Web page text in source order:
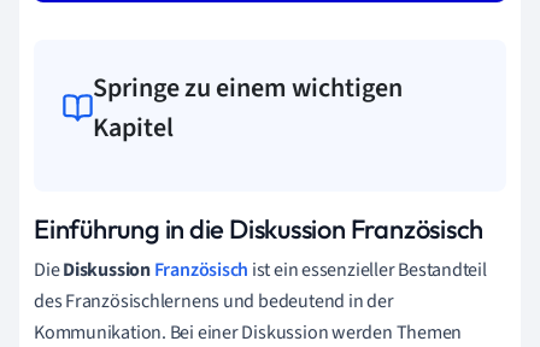
Springe zu einem wichtigen
Kapitel
Einführung in die Diskussion Französisch
DieDiskussionFranzösisch ist ein essenzieller Bestandteil
des Französischlernens und bedeutend in der
Kommunikation. Bei einer Diskussion werden Themen